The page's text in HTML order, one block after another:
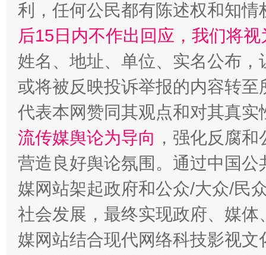
这是一记警钟！ 谢
利，任何公民都有陈述权和知情
后15日内不作出回应，我们将
姓名、地址、单位、实名公布
或将被反映投诉举报的内容转
代表本网赞同其观点和对其真实
流传媒舆论为导向 ，强化反腐
营造良好舆论氛围。通过中国
媒网站架起政府和公众/大众/民
社会发展，最终实现政府、媒
媒网站结合现代网络科技影视